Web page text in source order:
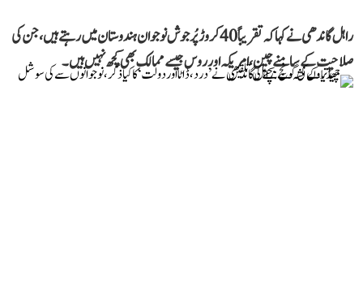
راہل گاندھی نے کہا کہ تقریباً 40 کروڑ پُرجوش نوجوان ہندوستان میں رہتے ہیں، جن کی
صلاحیت کے سامنے چین، امریکہ اور روس جیسے ممالک بھی کچھ نہیں ہیں۔